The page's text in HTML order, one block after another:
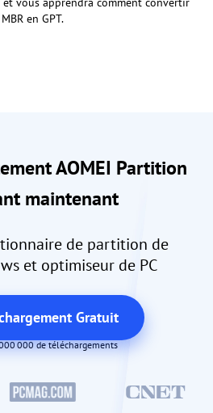
MBR en GPT.
AOMEI Partition
maintenant
de partition de
et optimiseur de PC
Gratuit
000 de téléchargements